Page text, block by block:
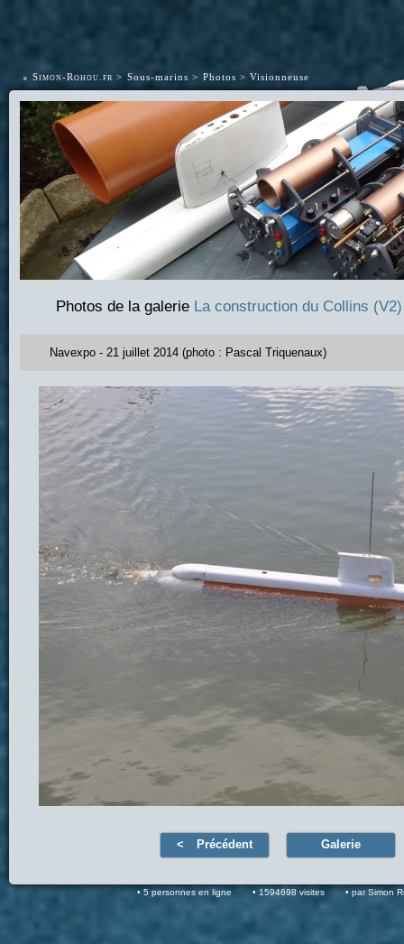
• Simon-Rohou.fr Sous-marins Photos Visionneuse
Photos de la galerie La construction du Collins (V2)
Navexpo - 21 juillet 2014 (photo : Pascal Triquenaux)
Précédent Galerie
5 personnes en ligne 1594698 visites par Simon